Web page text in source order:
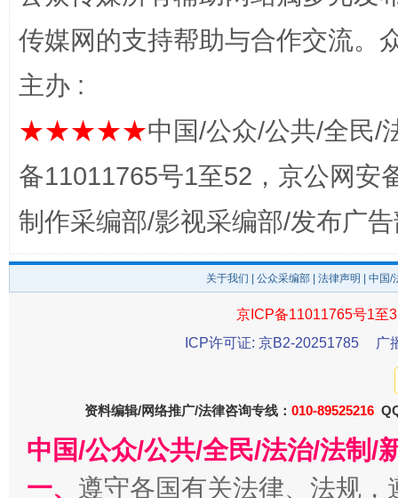
在谋一域中谋全局
今
传媒网的支持帮助与合作交流。
主办 :
★★★★★中国/公众/公共/全民/
备11011765号1至52，京公网安
制作采编部/影视采编部/发布广
关于我们 公众采编部 法律声明 | 中国
京ICP备11011765号1至
ICP许可证: 京B2-20251785
广
资料编辑/网络推广/法律咨询专线： 010-89525216
中国/公众/公共/全民/法治/法制/
一、 遵守各国有关法律、法规